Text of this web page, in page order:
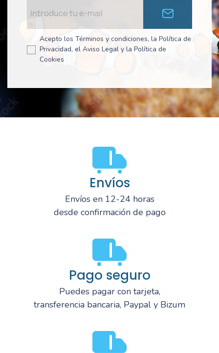
Acepto los Términos y condiciones, la Política de
Privacidad, el Aviso Legal y la Política de
Cookies
Envíos
Envíos en 12-24 horas
desde confirmación de pago
Pago seguro
Puedes pagar con tarjeta,
transferencia bancaria, Paypal y Bizum